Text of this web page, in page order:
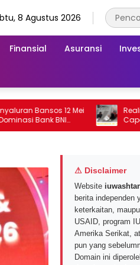
8 Agustus 2026
Finansial Asuransi
Bansos 12 Mei
Bank BNI
Realisasi
Capai 223
2026 Ini
⚠ Disclaimer
Website
berita independen
keterkaitan,
USAID, program
Amerika Serikat,
pun yang
Domain ini